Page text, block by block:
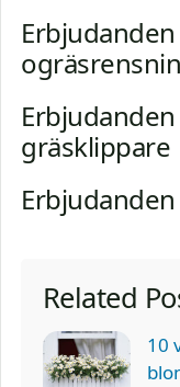
gräsklippare
Related
10